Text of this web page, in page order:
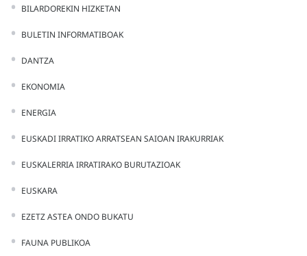
BILARDOREKIN HIZKETAN
BULETIN INFORMATIBOAK
DANTZA
EKONOMIA
ENERGIA
EUSKADI IRRATIKO ARRATSEAN SAIOAN IRAKURRIAK
EUSKALERRIA IRRATIRAKO BURUTAZIOAK
EUSKARA
EZETZ ASTEA ONDO BUKATU
FAUNA PUBLIKOA